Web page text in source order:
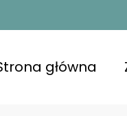
główna